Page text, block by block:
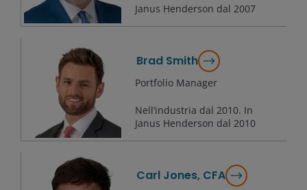
Janus Henderson dal 2007
Brad Smith
Portfolio Manager
Nell’industria dal 2010. In
Janus Henderson dal 2010
Carl Jones, CFA